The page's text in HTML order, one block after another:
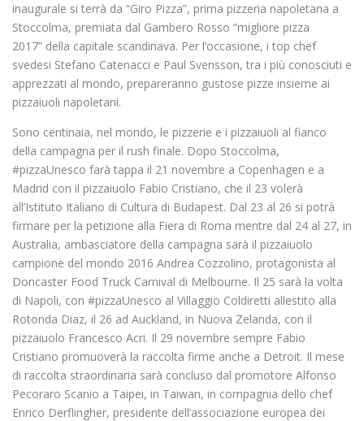
inaugurale si terrà da “Giro Pizza”, prima pizzeria napoletana a
Stoccolma, premiata dal Gambero Rosso “migliore pizza
2017” della capitale scandinava. Per l’occasione, i top chef
svedesi Stefano Catenacci e Paul Svensson, tra i più conosciuti e
apprezzati al mondo, prepareranno gustose pizze insieme ai
pizzaiuoli napoletani.
Sono centinaia, nel mondo, le pizzerie e i pizzaiuoli al fianco
della campagna per il rush finale. Dopo Stoccolma,
#pizzaUnesco farà tappa il 21 novembre a Copenhagen e a
Madrid con il pizzaiuolo Fabio Cristiano, che il 23 volerà
all’Istituto Italiano di Cultura di Budapest. Dal 23 al 26 si potrà
firmare per la petizione alla Fiera di Roma mentre dal 24 al 27, in
Australia, ambasciatore della campagna sarà il pizzaiuolo
campione del mondo 2016 Andrea Cozzolino, protagonista al
Doncaster Food Truck Carnival di Melbourne. Il 25 sarà la volta
di Napoli, con #pizzaUnesco al Villaggio Coldiretti allestito alla
Rotonda Diaz, il 26 ad Auckland, in Nuova Zelanda, con il
pizzaiuolo Francesco Acri. Il 29 novembre sempre Fabio
Cristiano promuoverà la raccolta firme anche a Detroit. Il mese
di raccolta straordinaria sarà concluso dal promotore Alfonso
Pecoraro Scanio a Taipei, in Taiwan, in compagnia dello chef
Enrico Derflingher, presidente dell’associazione europea dei